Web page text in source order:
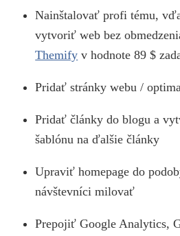
Nainštalovať profi tému,
vytvoriť web bez
Themify v hodnote 89 $
Pridať stránky webu /
Pridať články do blogu a
šablónu na ďalšie články
Upraviť homepage do
návštevníci milovať
Prepojiť Google Analytics,